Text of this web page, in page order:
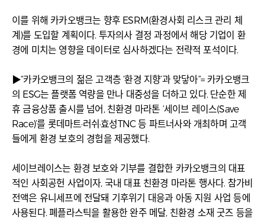
이를 위해 카카오뱅크는 향후 ESRM(환경사회 리스크 관리 체
계)를 도입할 계획이다. 투자의사 결정 과정에서 해당 기업이 환
경에 미치는 영향을 데이터로 심사하겠다는 전략적 포석이다.
▶“카카오뱅크의 젊은 고객층 ‘환경 지향’과 맞닿아”= 카카오뱅크
의 ESG는 플랫폼 역량을 만나 대중성을 더하고 있다. 단순한 제
휴 금융상품 출시를 넘어, 친환경 마라톤 ‘세이브 레이스(Save
Race)’를 롯데마트·러쉬·효성TNC 등 파트너사와 개최하며 고객
들에게 환경 보호의 경험을 제공했다.
세이브레이스는 환경 보호와 기부를 결합한 카카오뱅크의 대표
적인 사회공헌 사업이자, 국내 대표 친환경 마라톤 행사다. 참가비
전액은 유니세프에 전달돼 기후위기 대응과 아동 지원 사업 등에
사용된다. 폐플라스틱을 활용한 완주 메달, 친환경 소재 굿즈 등을